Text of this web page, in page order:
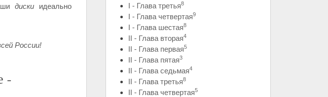
диски идеально
России!
-
I - Глава третья8
I - Глава четвертая9
I - Глава шестая8
II - Глава вторая4
II - Глава первая5
II - Глава пятая3
II - Глава седьмая4
II - Глава третья8
II - Глава четвертая5